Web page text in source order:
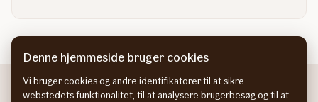
sommerhus
klar
til
Denne hjemmeside bruger cookies
Vi bruger cookies og andre identifikatorer til at sikre
webstedets funktionalitet, til at analysere brugerbesøg og til at